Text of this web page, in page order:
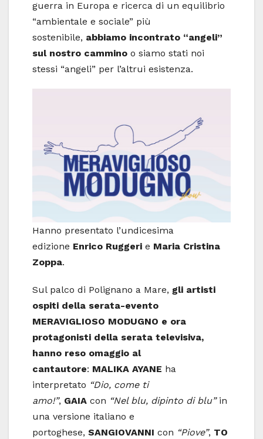
guerra in Europa e ricerca di un equilibrio
“ambientale e sociale” più
sostenibile, abbiamo incontrato “angeli”
sul nostro cammino o siamo stati noi
stessi “angeli” per l’altrui esistenza.
Hanno presentato l’undicesima
edizione Enrico Ruggeri e Maria Cristina
Zoppa.
Sul palco di Polignano a Mare, gli artisti
ospiti della serata-evento
MERAVIGLIOSO MODUGNO e ora
protagonisti della serata televisiva,
hanno reso omaggio al
cantautore: MALIKA AYANE ha
interpretato “Dio, come ti
amo!”, GAIA con “Nel blu, dipinto di blu”in
una versione italiano e
portoghese, SANGIOVANNI con “Piove”, TO